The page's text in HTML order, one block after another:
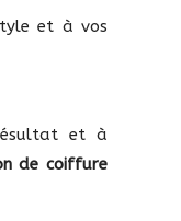
et à vos
et à
de coiffure